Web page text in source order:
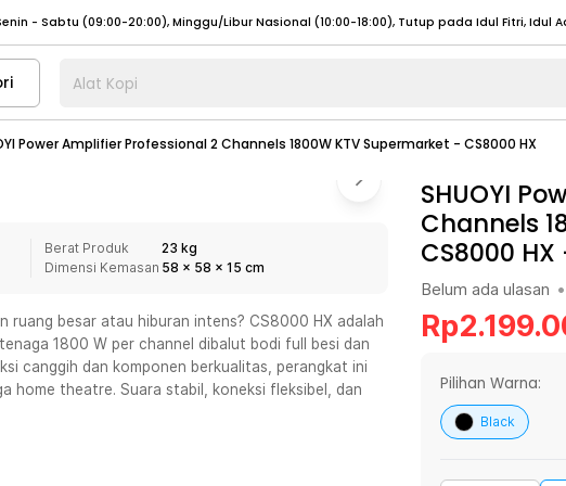
Senin - Jumat (07:00 - 20:00), Sabtu - Minggu (08:00 - 20:00), Tutup pada Idul Fitri
- Jumat (08:00 - 20:00), Sabtu - Minggu/ Libur Nasional (08:00 - 17:00) Selengkapnya
- Jumat (08:00 - 20:00), Sabtu - Minggu/ Libur Nasional (08:00 - 17:00) Selengkapnya
Senin - Sabtu (09:00-20:00), Minggu/Libur Nasional (12:00-20:00), Tutup pada Idul Fitri
Senin - Sabtu (09:00-20:00), Minggu/Libur Nasional (12:00-20:00), Tutup pada Idul Fitri
Senin - Jumat (07:00 - 20:00), Sabtu - Minggu (08:00 - 20:00), Tutup pada Idul Fitri
- Jumat (08:00 - 20:00), Sabtu - Minggu/ Libur Nasional (08:00 - 17:00) Selengkapnya
Alat Kopi
Power Amplifier Professional 2 Channels 1800W KTV Supermarket - CS8000 HX
Berat Produk
23 kg
Dimensi Kemasan 58 x 58 x 15 cm
ruang besar atau hiburan intens? CS8000 HX adalah
1800 W per channel dibalut bodi full besi dan
canggih dan komponen berkualitas, perangkat ini
home theatre. Suara stabil, koneksi fleksibel, dan
SHUOYI
Channels
CS8000 HX
Belum ada ulasan •
Rp
Pilihan Warna:
Black